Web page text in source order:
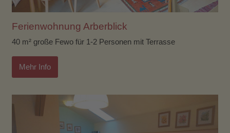
Ferienwohnung Arberblick
40 m² große Fewo für 1-2 Personen mit Terrasse
Mehr Info